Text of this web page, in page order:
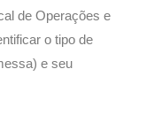
de Operações e
o tipo de
e seu